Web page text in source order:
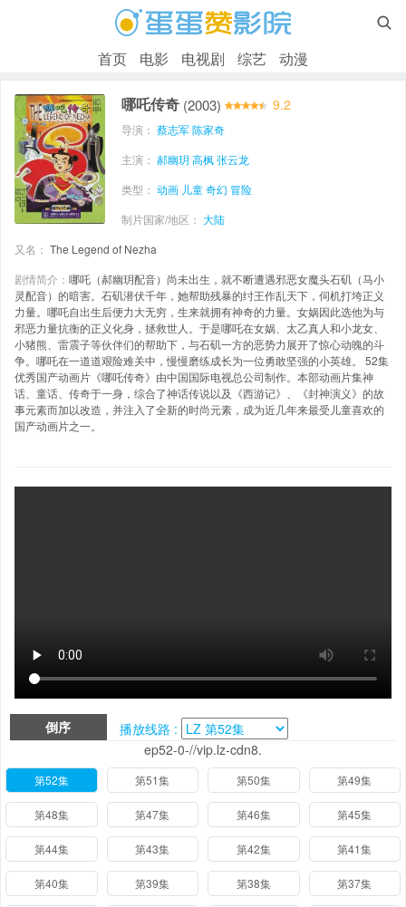

首页 电影 电视剧 综艺 动漫
哪吒传奇 (2003) 9.2
导演： 蔡志军陈家奇
主演： 郝幽玥 高枫张云龙
类型： 动画 儿童奇幻 冒险
制片国家/地区： 大陆
又名： The Legend of Nezha
剧情简介： 哪吒（郝幽玥配音）尚未出生，就不断遭遇邪恶女魔头石矶（马小
灵配音）的暗害。石矶潜伏千年，她帮助残暴的纣王作乱天下，伺机打垮正义
力量。哪吒自出生后便力大无穷，生来就拥有神奇的力量。女娲因此选他为与
邪恶力量抗衡的正义化身，拯救世人。于是哪吒在女娲、太乙真人和小龙女、
小猪熊、雷震子等伙伴们的帮助下，与石矶一方的恶势力展开了惊心动魄的斗
争。哪吒在一道道艰险难关中，慢慢磨练成长为一位勇敢坚强的小英雄。 52集
优秀国产动画片《哪吒传奇》由中国国际电视总公司制作。本部动画片集神
话、童话、传奇于一身，综合了神话传说以及《西游记》、《封神演义》的故
事元素而加以改造，并注入了全新的时尚元素，成为近几年来最受儿童喜欢的
国产动画片之一。
倒序
播放线路 :
ep52-0-//vip.lz-cdn8.
第52集 第51集 第50集 第49集
第48集 第47集 第46集 第45集
第44集 第43集 第42集 第41集
第40集 第39集 第38集 第37集